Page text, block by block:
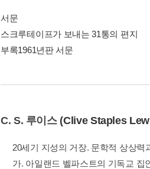
서문
스크루테이프가 보내는 31통의 편지
부록1961년판 서문
C. S. 루이스(Clive Staples
20세기 지성
가. 아일랜드